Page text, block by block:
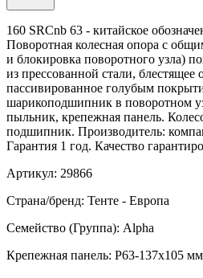
160 SRCnb 63 - китайское
Поворотная колесная опора с
и блокировка поворотного узла)
из прессованной стали, блестящее
пассивированное голубым
шарикоподшипник в поворотном
пыльник, крепежная панель.
подшипник. Производитель:
Гарантия 1 год. Качество
Артикул: 29866
Страна/бренд: Тенте - Европа
Семейство (Группа): Alpha
Крепежная панель: P63-137x105 мм